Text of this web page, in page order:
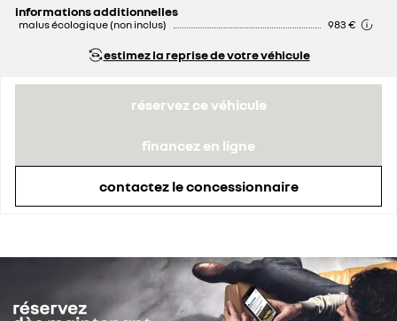
informations additionnelles
malus écologique (non inclus) 983 €
estimez la reprise de votre véhicule
réservez ce véhicule
financez en ligne
contactez le concessionnaire